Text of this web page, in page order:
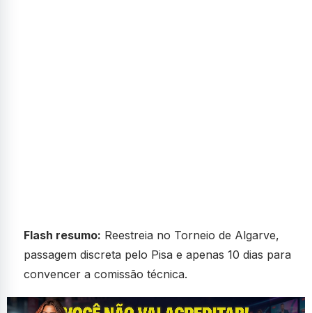
Flash resumo: Reestreia no Torneio de Algarve,
passagem discreta pelo Pisa e apenas 10 dias para
convencer a comissão técnica.